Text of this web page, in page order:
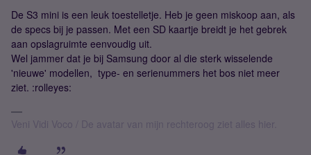
De S3 mini is een leuk toestelletje. Heb je geen miskoop aan, als
de specs bij je passen. Met een SD kaartje breidt je het gebrek
aan opslagruimte eenvoudig uit.
Wel jammer dat je bij Samsung door al die sterk wisselende
'nieuwe' modellen, type- en serienummers het bos niet meer
ziet. :rolleyes:
Veni Vidi Voco / De avatar van mijn rechteroog ziet alles hier.